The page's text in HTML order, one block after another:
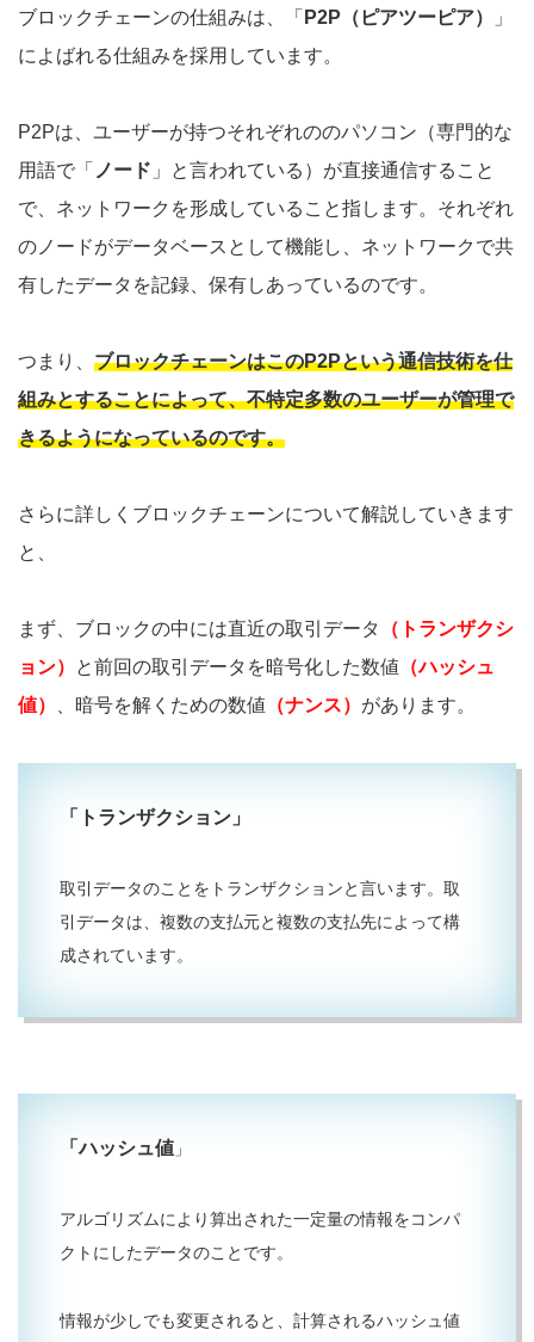
ブロックチェーンの仕組みは、「 P2P（ピアツーピア）
」
によばれる仕組みを採用しています。
P2Pは、ユーザーが持つそれぞれののパソコン（専門的な
用語で「 ノード 」と言われている）が直接通信すること
で、ネットワークを形成していること指します。それぞれ
のノードがデータベースとして機能し、ネットワークで共
有したデータを記録、保有しあっているのです。
つまり、 ブロックチェーンはこのP2Pという通信技術を仕
組みとすることによって、不特定多数のユーザーが管理で
きるようになっているのです。
さらに詳しくブロックチェーンについて解説していきます
と、
まず、ブロックの中には直近の取引データ
（トランザクシ
ョン）
と前回の取引データを暗号化した数値 （ハッシュ
値）
、暗号を解くための数値 （ナンス） があります。
「トランザクション」
取引データのことをトランザクションと言います。取
引データは、複数の支払元と複数の支払先によって構
成されています。
「ハッシュ値 」
アルゴリズムにより算出された一定量の情報をコンパ
クトにしたデータのことです。
情報が少しでも変更されると、計算されるハッシュ値